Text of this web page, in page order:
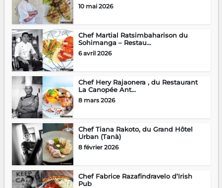
10 mai 2026
Chef Martial Ratsimbaharison du
Sohimanga – Restau...
6 avril 2026
Chef Hery Rajaonera , du Restaurant
La Canopée Ant...
8 mars 2026
Chef Tiana Rakoto, du Grand Hôtel
Urban (Tanà)
8 février 2026
Chef Fabrice Razafindravelo d’Irish
Pub